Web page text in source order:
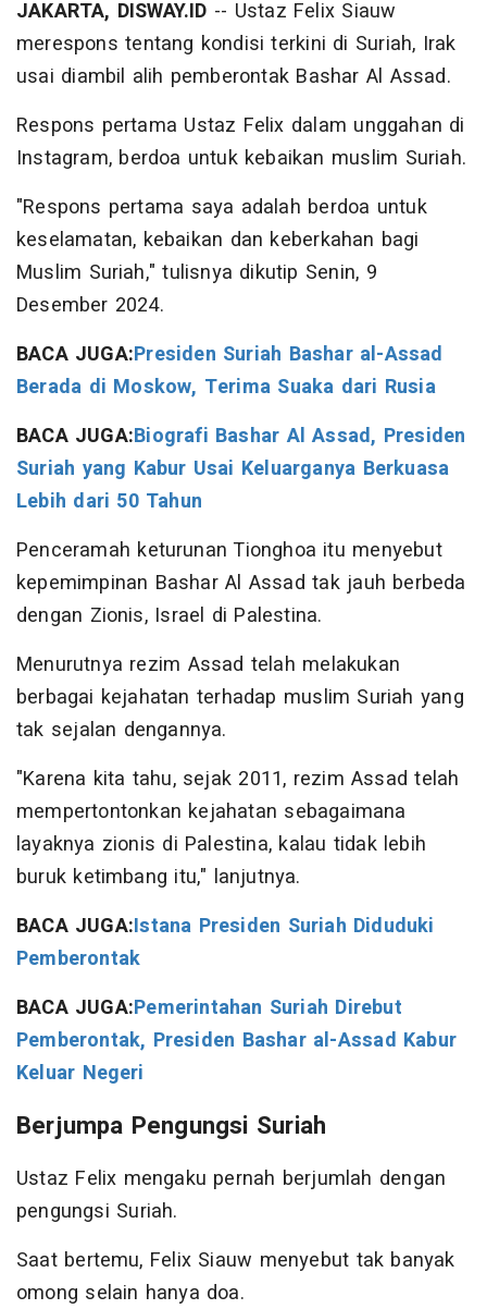
JAKARTA, DISWAY.ID -- Ustaz Felix Siauw
merespons tentang kondisi terkini di Suriah, Irak
usai diambil alih pemberontak Bashar Al Assad.
Respons pertama Ustaz Felix dalam unggahan di
Instagram, berdoa untuk kebaikan muslim Suriah.
"Respons pertama saya adalah berdoa untuk
keselamatan, kebaikan dan keberkahan bagi
Muslim Suriah," tulisnya dikutip Senin, 9
Desember 2024.
BACA JUGA:Presiden Suriah Bashar al-Assad
Berada di Moskow, Terima Suaka dari Rusia
BACA JUGA:Biografi Bashar Al Assad, Presiden
Suriah yang Kabur Usai Keluarganya Berkuasa
Lebih dari 50 Tahun
Penceramah keturunan Tionghoa itu menyebut
kepemimpinan Bashar Al Assad tak jauh berbeda
dengan Zionis, Israel di Palestina.
Menurutnya rezim Assad telah melakukan
berbagai kejahatan terhadap muslim Suriah yang
tak sejalan dengannya.
"Karena kita tahu, sejak 2011, rezim Assad telah
mempertontonkan kejahatan sebagaimana
layaknya zionis di Palestina, kalau tidak lebih
buruk ketimbang itu," lanjutnya.
BACA JUGA:Istana Presiden Suriah Diduduki
Pemberontak
BACA JUGA:Pemerintahan Suriah Direbut
Pemberontak, Presiden Bashar al-Assad Kabur
Keluar Negeri
Berjumpa Pengungsi Suriah
Ustaz Felix mengaku pernah berjumlah dengan
pengungsi Suriah.
Saat bertemu, Felix Siauw menyebut tak banyak
omong selain hanya doa.